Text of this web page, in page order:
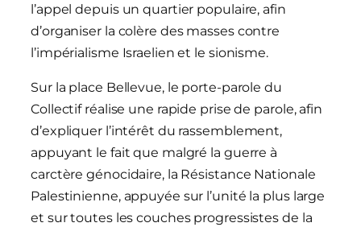
l’appel depuis un quartier populaire, afin
d’organiser la colère des masses contre
l’impérialisme Israelien et le sionisme.
Sur la place Bellevue, le porte-parole du
Collectif réalise une rapide prise de parole, afin
d’expliquer l’intérêt du rassemblement,
appuyant le fait que malgré la guerre à
carctère génocidaire, la Résistance Nationale
Palestinienne, appuyée sur l’unité la plus large
et sur toutes les couches progressistes de la